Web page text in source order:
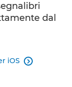
dal
iOS 